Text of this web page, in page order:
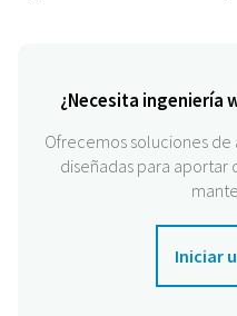
¿Necesita ingeniería
Ofrecemos soluciones
diseñadas para aportar
Iniciar